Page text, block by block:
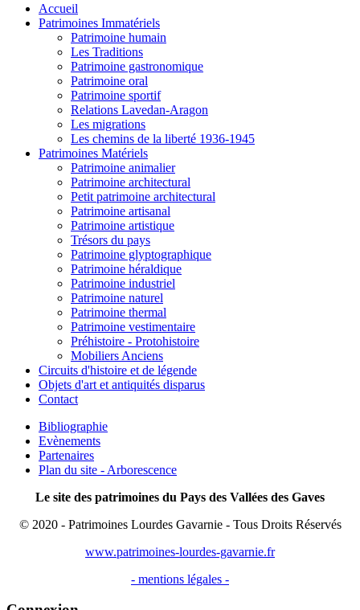
Accueil
Patrimoines Immatériels
Patrimoine humain
Les Traditions
Patrimoine gastronomique
Patrimoine oral
Patrimoine sportif
Relations Lavedan-Aragon
Les migrations
Les chemins de la liberté 1936-1945
Patrimoines Matériels
Patrimoine animalier
Patrimoine architectural
Petit patrimoine architectural
Patrimoine artisanal
Patrimoine artistique
Trésors du pays
Patrimoine glyptographique
Patrimoine héraldique
Patrimoine industriel
Patrimoine naturel
Patrimoine thermal
Patrimoine vestimentaire
Préhistoire - Protohistoire
Mobiliers Anciens
Circuits d'histoire et de légende
Objets d'art et antiquités disparus
Contact
Bibliographie
Evènements
Partenaires
Plan du site - Arborescence
Le site des patrimoines du Pays des Vallées des Gaves
© 2020 - Patrimoines Lourdes Gavarnie - Tous Droits Réservés
www.patrimoines-lourdes-gavarnie.fr
- mentions légales -